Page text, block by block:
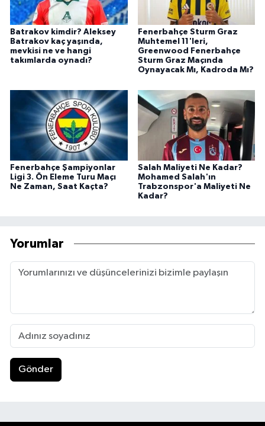
Batrakov kimdir? Aleksey
Batrakov kaç yaşında,
mevkisi ne ve hangi
takımlarda oynadı?
Fenerbahçe Sturm Graz
Muhtemel 11'leri,
Greenwood Fenerbahçe
Sturm Graz Maçında
Oynayacak Mı, Kadroda Mı?
Fenerbahçe Şampiyonlar
Ligi 3. Ön Eleme Turu Maçı
Ne Zaman, Saat Kaçta?
Salah Maliyeti Ne Kadar?
Mohamed Salah'ın
Trabzonspor'a Maliyeti Ne
Kadar?
Yorumlar
Gönder